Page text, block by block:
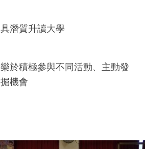
具潛質升讀大學
樂於積極參與不同活動、主動發
掘機會